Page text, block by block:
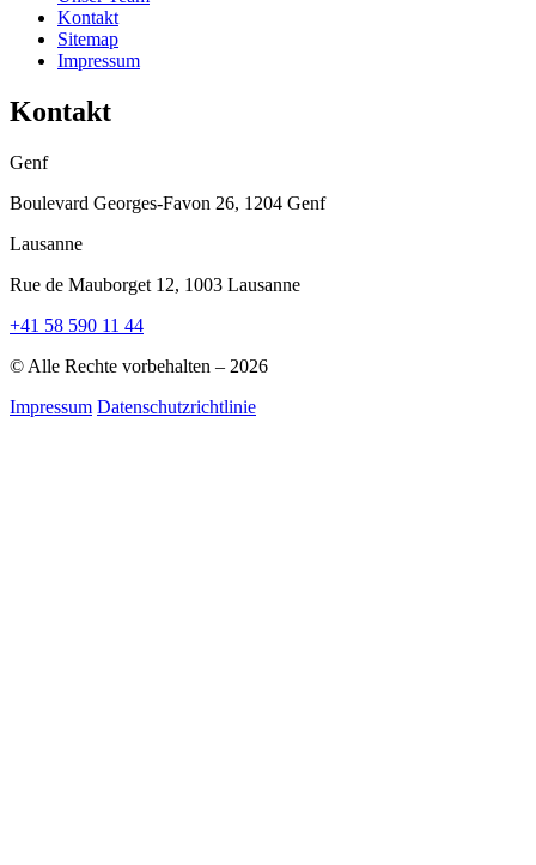
Kontakt
Sitemap
Impressum
Kontakt
Genf
Boulevard Georges-Favon 26, 1204 Genf
Lausanne
Rue de Mauborget 12, 1003 Lausanne
+41 58 590 11 44
© Alle Rechte vorbehalten – 2026
Impressum Datenschutzrichtlinie